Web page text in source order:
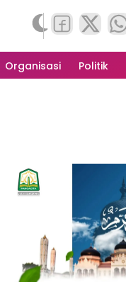
Organisasi Politik